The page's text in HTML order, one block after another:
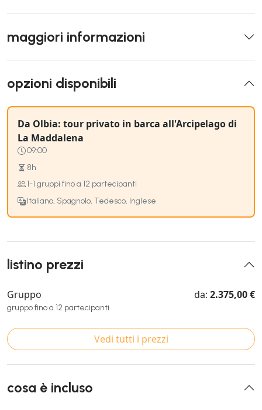
maggiori informazioni
opzioni disponibili
Da Olbia: tour privato in barca all'Arcipelago di
La Maddalena
09:00
8h
1-1 gruppi fino a 12 partecipanti
Italiano, Spagnolo, Tedesco, Inglese
listino prezzi
Gruppo
gruppo fino a 12 partecipanti
da: 2.375,00 €
Vedi tutti i prezzi
cosa è incluso